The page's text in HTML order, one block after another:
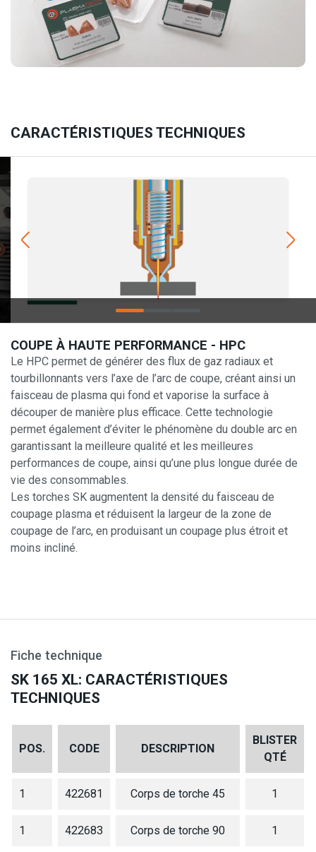
CARACTÉRISTIQUES TECHNIQUES
COUPE À HAUTE PERFORMANCE - HPC
Le HPC permet de générer des flux de gaz radiaux et
tourbillonnants vers l’axe de l’arc de coupe, créant ainsi un
faisceau de plasma qui fond et vaporise la surface à
découper de manière plus efficace. Cette technologie
permet également d’éviter le phénomène du double arc en
garantissant la meilleure qualité et les meilleures
performances de coupe, ainsi qu’une plus longue durée de
vie des consommables.
Les torches SK augmentent la densité du faisceau de
coupage plasma et réduisent la largeur de la zone de
coupage de l’arc, en produisant un coupage plus étroit et
moins incliné.
Fiche technique
SK 165 XL: CARACTÉRISTIQUES
TECHNIQUES
POS. CODE DESCRIPTION
BLISTER
QTÉ
1 422681 Corps de torche 45 1
1 422683 Corps de torche 90 1